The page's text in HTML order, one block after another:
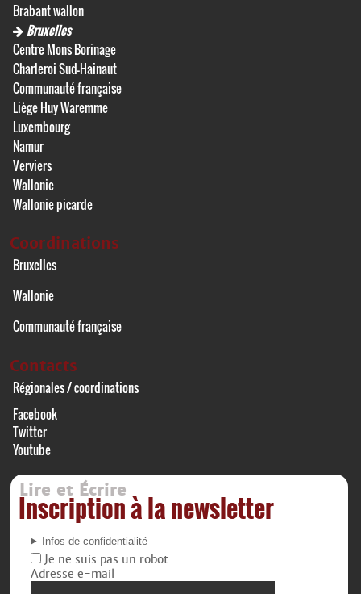
Brabant wallon
Bruxelles
Centre Mons Borinage
Charleroi Sud-Hainaut
Communauté française
Liège Huy Waremme
Luxembourg
Namur
Verviers
Wallonie
Wallonie picarde
Coordinations
Bruxelles
Wallonie
Communauté française
Contacts
Régionales / coordinations
Facebook
Twitter
Youtube
Lire et Écrire
Inscription à la newsletter
Infos de confidentialité
Je ne suis pas un robot
Adresse e-mail